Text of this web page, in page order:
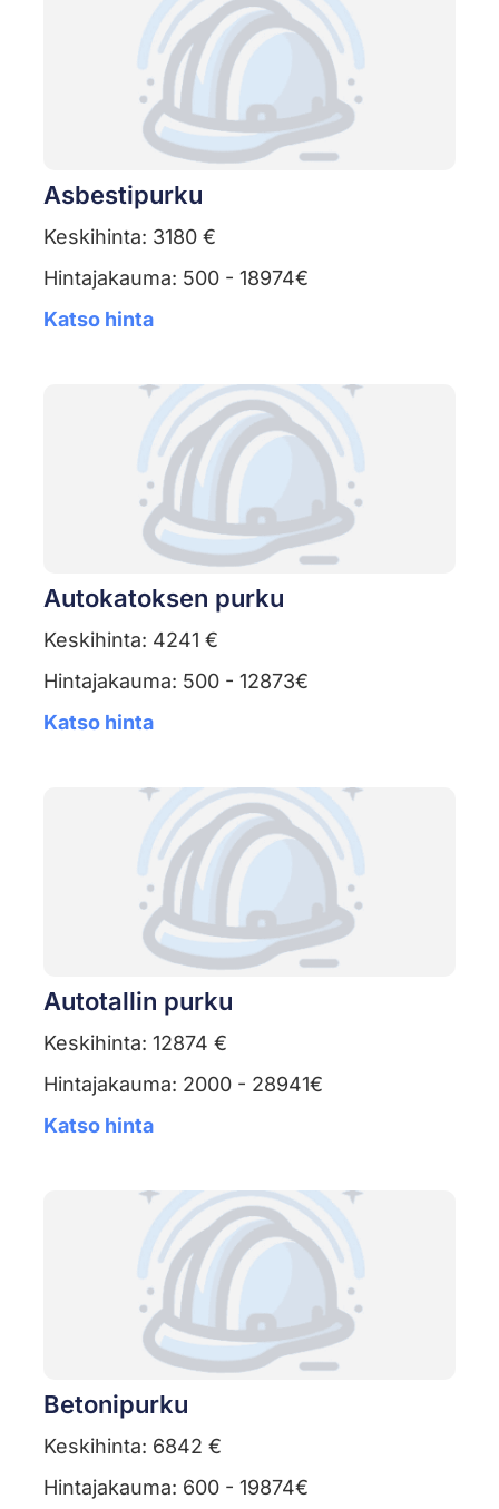
Asbestipurku
Keskihinta: 3180 €
Hintajakauma: 500 - 18974€
Katso hinta
Autokatoksen purku
Keskihinta: 4241 €
Hintajakauma: 500 - 12873€
Katso hinta
Autotallin purku
Keskihinta: 12874 €
Hintajakauma: 2000 - 28941€
Katso hinta
Betonipurku
Keskihinta: 6842 €
Hintajakauma: 600 - 19874€